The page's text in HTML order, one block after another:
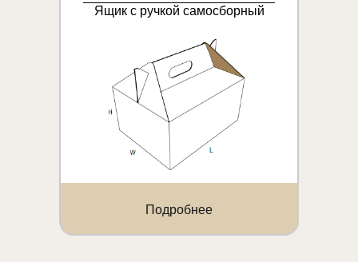
Ящик с ручкой самосборный
Подробнее